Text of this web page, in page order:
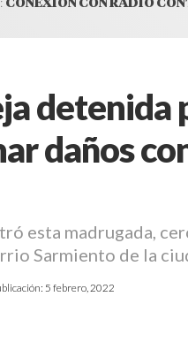
detenida
daños
esta madrugada,
Sarmiento de la
5 febrero, 2022